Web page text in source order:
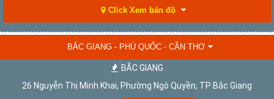
Click Xem bản đồ
BẮC GIANG - PHÚ QUỐC - CẦN THƠ
BẮC GIANG
26 Nguyễn Thị Minh Khai, Phường Ngô Quyền, TP Bắc Giang